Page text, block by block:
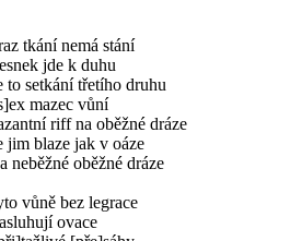
tkání nemá stání
jde k duhu
to setkání třetího druhu
mazec vůní
riff na oběžné dráze
jim blaze jak v oáze
neběžné oběžné dráze
vůně bez legrace
ovace